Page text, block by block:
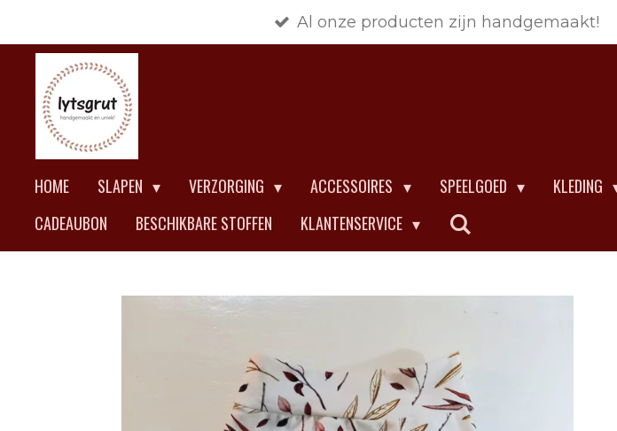
direct
hoofdinhoud
Al onze producten zijn handgemaakt!
HOME SLAPEN VERZORGING ACCESSOIRES SPEELGOED KLEDING
CADEAUBON
BESCHIKBARE STOFFEN KLANTENSERVICE